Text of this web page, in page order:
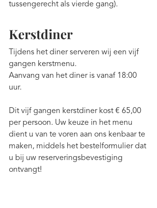
tussengerecht als vierde gang).
Kerstdiner
Tijdens het diner serveren wij een vijf
gangen kerstmenu.
Aanvang van het diner is vanaf 18:00
uur.
Dit vijf gangen kerstdiner kost € 65,00
per persoon. Uw keuze in het menu
dient u van te voren aan ons kenbaar te
maken, middels het bestelformulier dat
u bij uw reserveringsbevestiging
ontvangt!